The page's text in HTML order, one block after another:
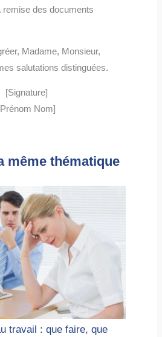
remise des documents
Madame, Monsieur,
salutations distinguées.
[Signature]
Nom]
même thématique
travail : que faire, que